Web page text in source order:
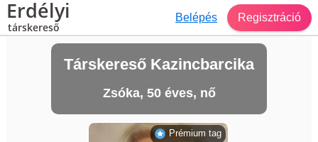
Erdélyi
társkereső
Belépés Regisztráció
Társkereső Kazincbarcika
Zsóka, 50 éves, nő
Prémium tag